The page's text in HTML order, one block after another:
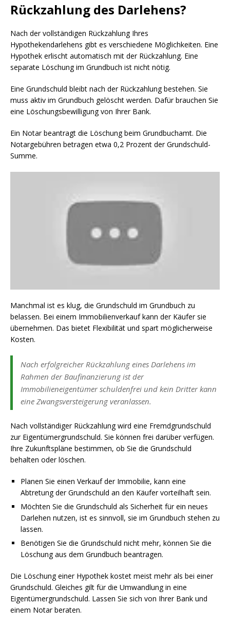
Rückzahlung des Darlehens?
Nach der vollständigen Rückzahlung Ihres
Hypothekendarlehens gibt es verschiedene Möglichkeiten. Eine
Hypothek erlischt automatisch mit der Rückzahlung. Eine
separate Löschung im Grundbuch ist nicht nötig.
Eine Grundschuld bleibt nach der Rückzahlung bestehen. Sie
muss aktiv im Grundbuch gelöscht werden. Dafür brauchen Sie
eine Löschungsbewilligung von Ihrer Bank.
Ein Notar beantragt die Löschung beim Grundbuchamt. Die
Notargebühren betragen etwa 0,2 Prozent der Grundschuld-
Summe.
Manchmal ist es klug, die Grundschuld im Grundbuch zu
belassen. Bei einem Immobilienverkauf kann der Käufer sie
übernehmen. Das bietet Flexibilität und spart möglicherweise
Kosten.
Nach erfolgreicher Rückzahlung eines Darlehens im
Rahmen der Baufinanzierung ist der
Immobilieneigentümer schuldenfrei und kein Dritter kann
eine Zwangsversteigerung veranlassen.
Nach vollständiger Rückzahlung wird eine Fremdgrundschuld
zur Eigentümergrundschuld. Sie können frei darüber verfügen.
Ihre Zukunftspläne bestimmen, ob Sie die Grundschuld
behalten oder löschen.
Planen Sie einen Verkauf der Immobilie, kann eine
Abtretung der Grundschuld an den Käufer vorteilhaft sein.
Möchten Sie die Grundschuld als Sicherheit für ein neues
Darlehen nutzen, ist es sinnvoll, sie im Grundbuch stehen zu
lassen.
Benötigen Sie die Grundschuld nicht mehr, können Sie die
Löschung aus dem Grundbuch beantragen.
Die Löschung einer Hypothek kostet meist mehr als bei einer
Grundschuld. Gleiches gilt für die Umwandlung in eine
Eigentümergrundschuld. Lassen Sie sich von Ihrer Bank und
einem Notar beraten.